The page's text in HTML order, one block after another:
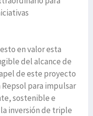
en valor esta
del alcance de
de este proyecto
para impulsar
sostenible e
inversión de triple